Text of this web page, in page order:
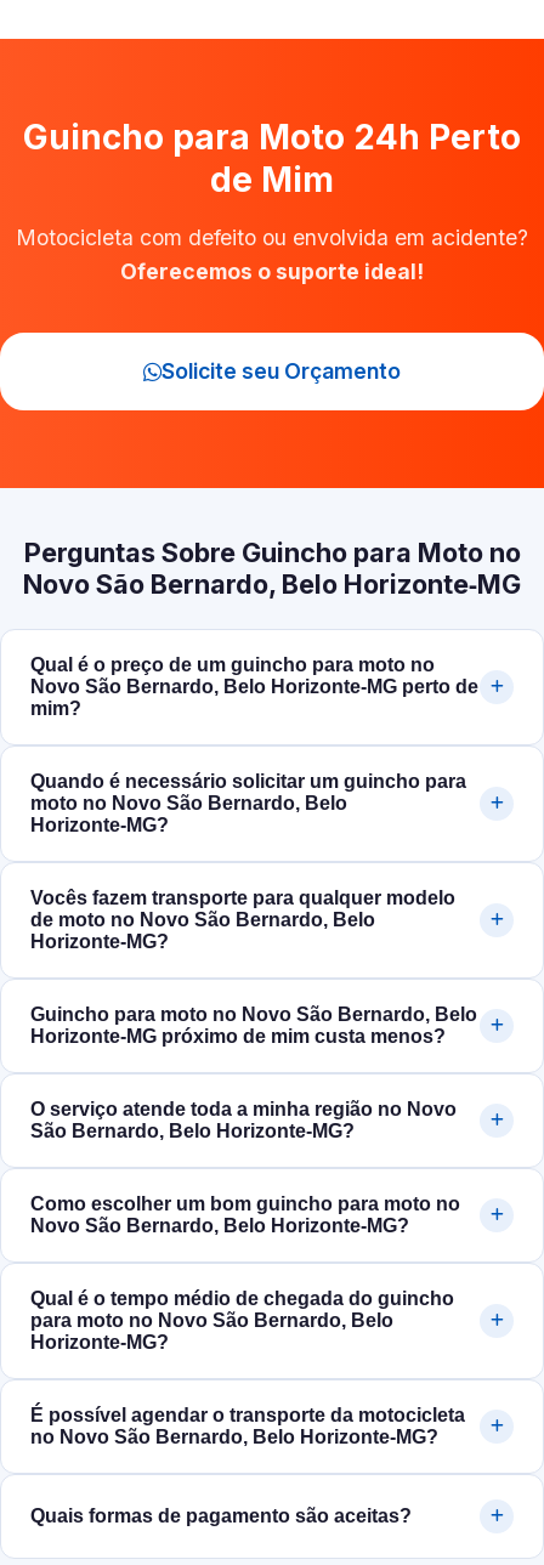
Guincho para Moto 24h Perto
de Mim
Motocicleta com defeito ou envolvida em acidente?
Oferecemos o suporte ideal!
Solicite seu Orçamento
Perguntas Sobre Guincho para Moto no
Novo São Bernardo, Belo Horizonte‑MG
Qual é o preço de um guincho para moto no
Novo São Bernardo, Belo Horizonte‑MG perto de
mim?
Quando é necessário solicitar um guincho para
moto no Novo São Bernardo, Belo
Horizonte‑MG?
Vocês fazem transporte para qualquer modelo
de moto no Novo São Bernardo, Belo
Horizonte‑MG?
Guincho para moto no Novo São Bernardo, Belo
Horizonte‑MG próximo de mim custa menos?
O serviço atende toda a minha região no Novo
São Bernardo, Belo Horizonte‑MG?
Como escolher um bom guincho para moto no
Novo São Bernardo, Belo Horizonte‑MG?
Qual é o tempo médio de chegada do guincho
para moto no Novo São Bernardo, Belo
Horizonte‑MG?
É possível agendar o transporte da motocicleta
no Novo São Bernardo, Belo Horizonte‑MG?
Quais formas de pagamento são aceitas?